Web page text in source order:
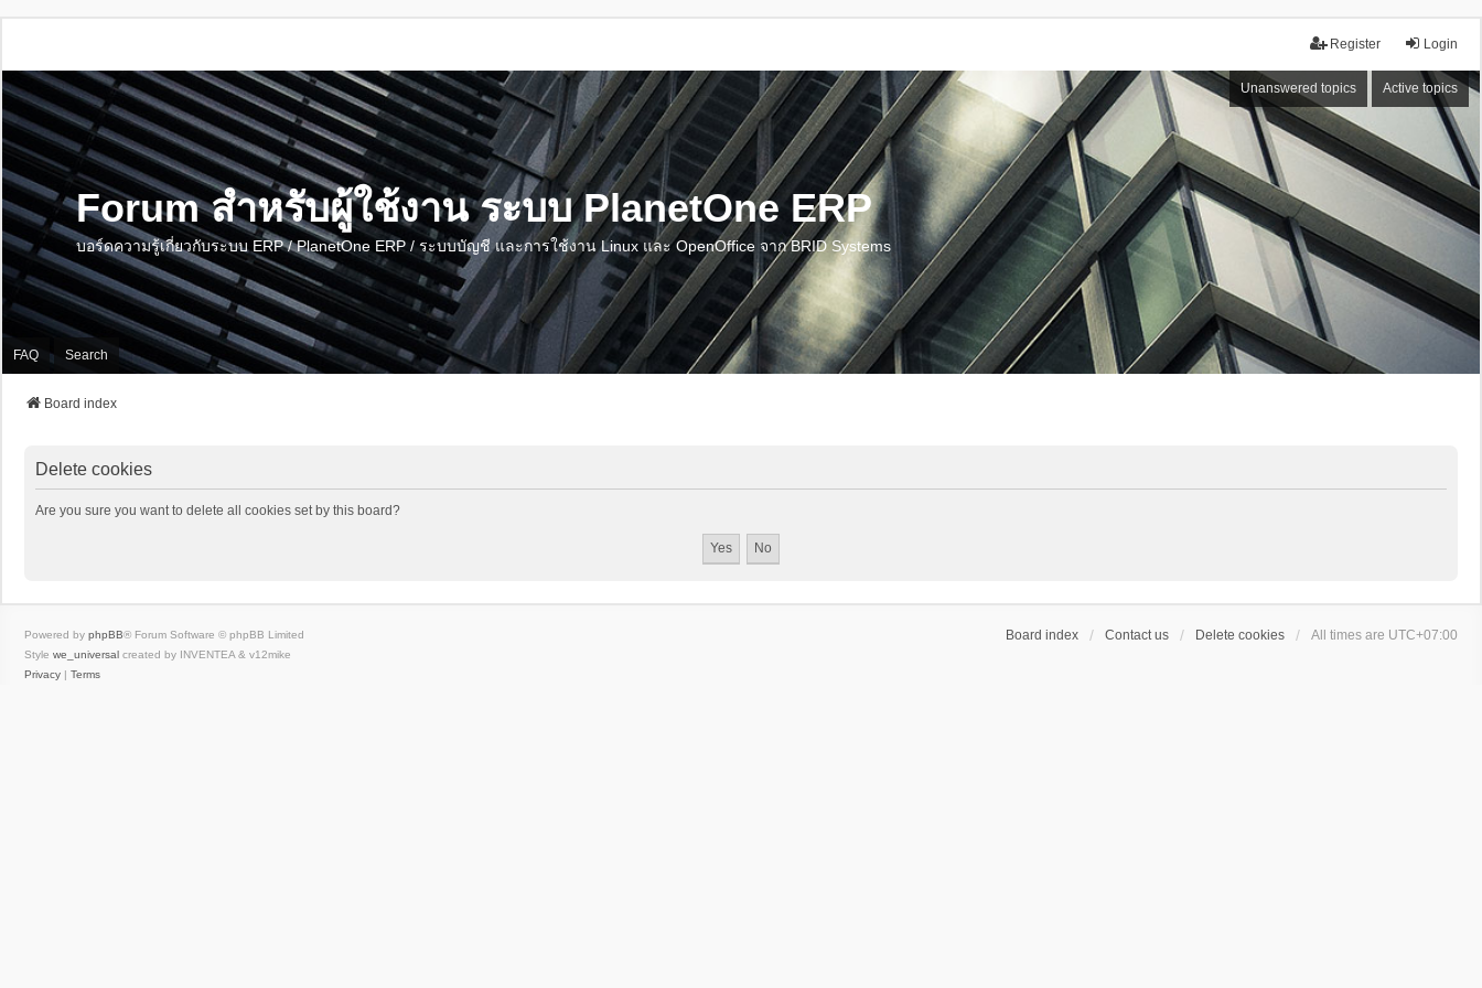
Login
Register
Unanswered topics Active topics
Forum สำหรับผู้ใช้งาน ระบบ PlanetOne ERP
บอร์ดความรู้เกี่ยวกับระบบ ERP / PlanetOne ERP / ระบบบัญชี และการใช้งาน Linux และ OpenOffice จาก BRID Systems
FAQ Search
Board index
Delete cookies
Are you sure you want to delete all cookies set by this board?
Board index Contact us Delete cookies All times are UTC+07:00
Powered by phpBB® Forum Software © phpBB Limited
Style we_universal created by INVENTEA & v12mike
Privacy | Terms